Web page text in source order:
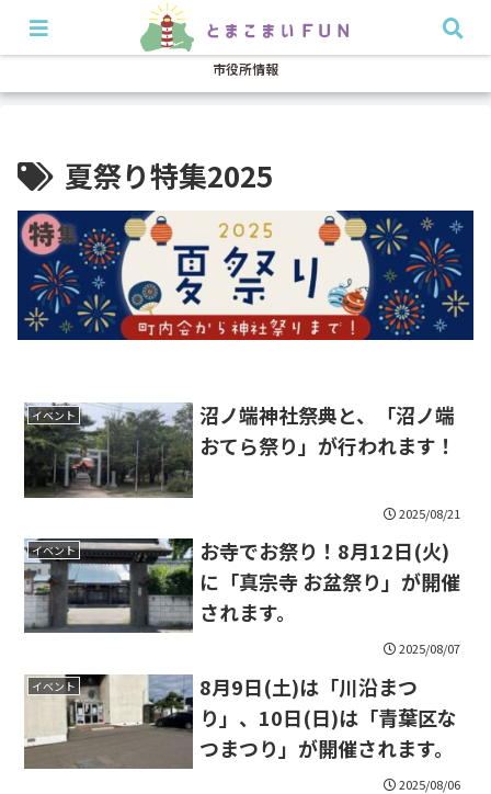
開店・閉店 イベント グルメ 特集 耳より
市役所情報
夏祭り特集2025
イベント
沼ノ端神社祭典と、「沼ノ端
おてら祭り」が行われます！
2025/08/21
イベント
お寺でお祭り！8月12日(火)
に「真宗寺 お盆祭り」が開催
されます。
2025/08/07
イベント
8月9日(土)は「川沿まつ
り」、10日(日)は「青葉区な
つまつり」が開催されます。
2025/08/06